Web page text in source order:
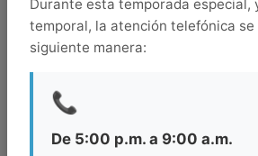
276155
Llegada
Salida
Durante esta temporada especial,
temporal, la atención telefónica se
siguiente manera:
📞
De 5:00 p.m. a 9:00 a.m.